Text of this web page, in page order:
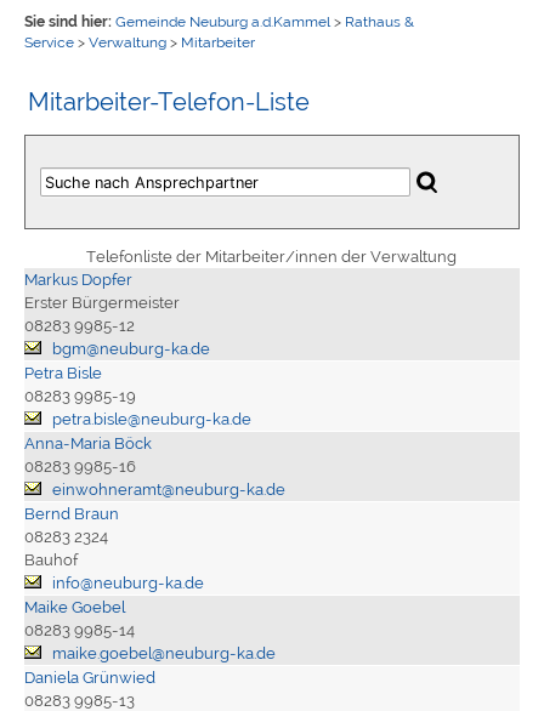
Sie sind hier: Gemeinde Neuburg a.d.Kammel > Rathaus &
Service> Verwaltung> Mitarbeiter
Mitarbeiter-Telefon-Liste
Telefonliste der Mitarbeiter/innen der Verwaltung
Markus Dopfer
Erster Bürgermeister
08283 9985-12
bgm@neuburg-ka.de
Petra Bisle
08283 9985-19
petra.bisle@neuburg-ka.de
Anna-Maria Böck
08283 9985-16
einwohneramt@neuburg-ka.de
Bernd Braun
08283 2324
Bauhof
info@neuburg-ka.de
Maike Goebel
08283 9985-14
maike.goebel@neuburg-ka.de
Daniela Grünwied
08283 9985-13